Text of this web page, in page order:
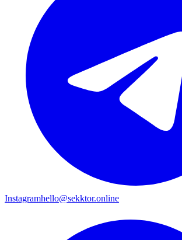
Instagramhello@sekktor.online